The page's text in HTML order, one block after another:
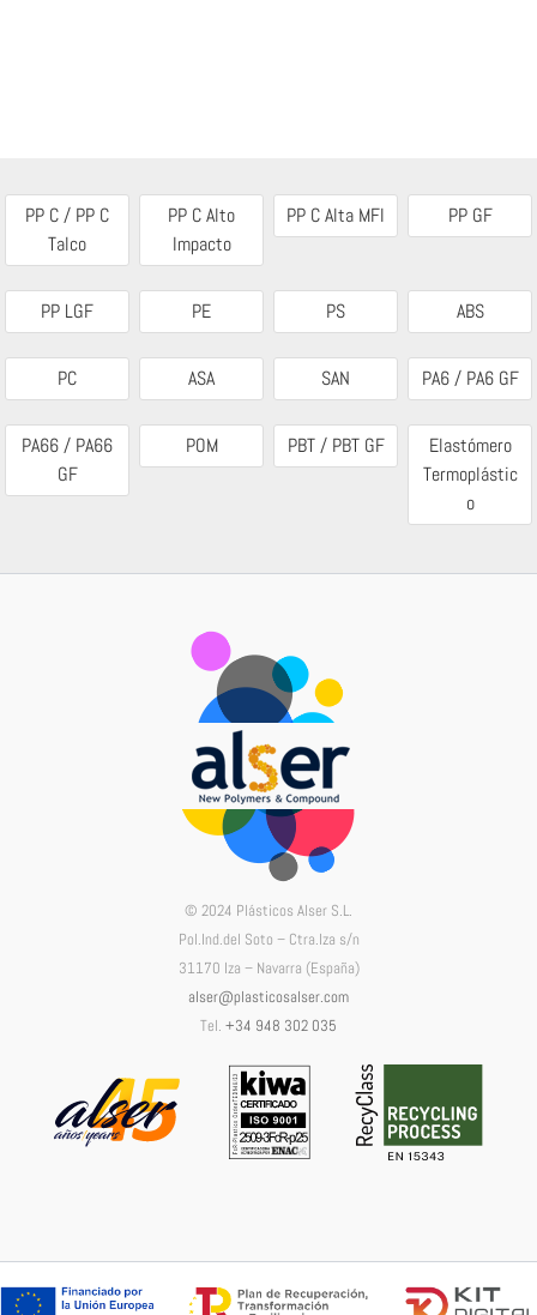
PP C / PP C
Talco
PP C Alto
Impacto
PP C Alta MFI PP GF
PP LGF PE PS ABS
PC ASA SAN PA6 / PA6 GF
PA66 / PA66
GF
POM PBT / PBT GF
Elastómero
Termoplástic
o
© 2024 Plásticos Alser S.L.
Pol.Ind.del Soto – Ctra.Iza s/n
31170 Iza – Navarra (España)
alser@plasticosalser.com
Tel. +34 948 302 035